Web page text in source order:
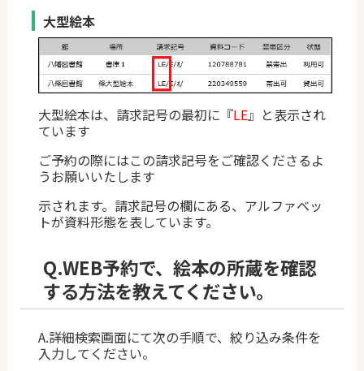
大型絵本
大型絵本は、請求記号の最初に『LE』と表示され
ています
ご予約の際にはこの請求記号をご確認くださるよ
うお願いいたします
示されます。請求記号の欄にある、アルファベッ
トが資料形態を表しています。
Q.WEB予約で、絵本の所蔵を確認
する方法を教えてください。
A.詳細検索画面にて次の手順で、絞り込み条件を
入力してください。